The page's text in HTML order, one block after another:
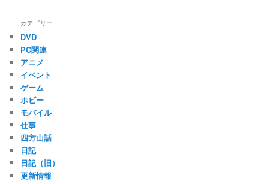
カテゴリー
DVD
PC関連
アニメ
イベント
ゲーム
ホビー
モバイル
仕事
四方山話
日記
日記（旧）
更新情報